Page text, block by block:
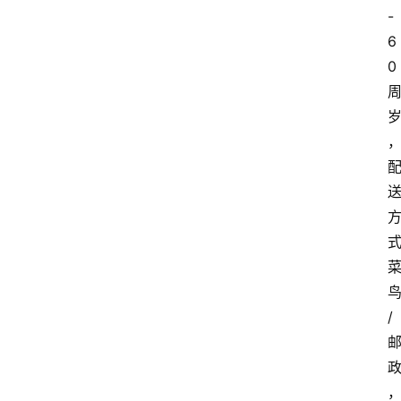
-
6
0
周
岁
，
配
送
方
式
菜
鸟
/
邮
政
，